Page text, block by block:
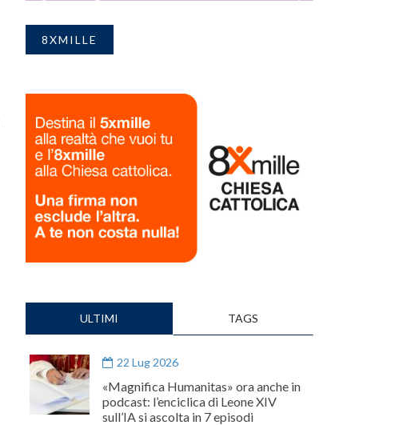
8XMILLE
ULTIMI TAGS
22 Lug 2026
«Magnifica Humanitas» ora anche in
podcast: l’enciclica di Leone XIV
sull’IA si ascolta in 7 episodi